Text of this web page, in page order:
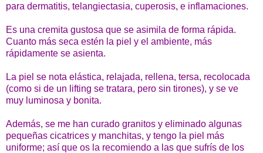
para dermatitis, telangiectasia, cuperosis, e inflamaciones.
Es una cremita gustosa que se asimila de forma rápida.
Cuanto más seca estén la piel y el ambiente, más
rápidamente se asienta.
La piel se nota elástica, relajada, rellena, tersa, recolocada
(como si de un lifting se tratara, pero sin tirones), y se ve
muy luminosa y bonita.
Además, se me han curado granitos y eliminado algunas
pequeñas cicatrices y manchitas, y tengo la piel más
uniforme; así que os la recomiendo a las que sufrís de los